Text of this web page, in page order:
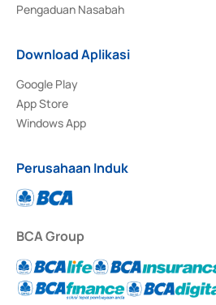
Pengaduan Nasabah
Download Aplikasi
Google Play
App Store
Windows App
Perusahaan Induk
BCA Group